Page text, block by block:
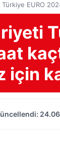
EURO
için